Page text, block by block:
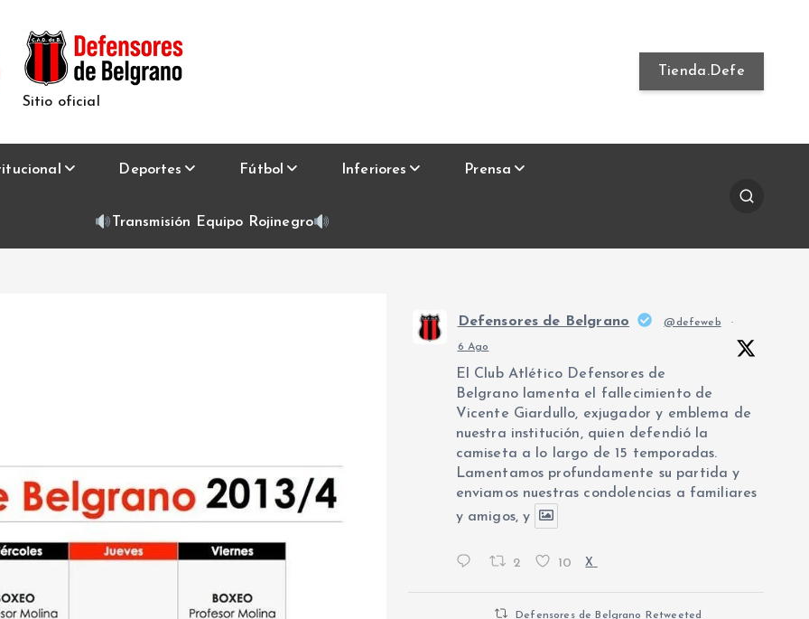
Sitio oficial
Tienda.Defe
Deportes Fútbol Inferiores Prensa
Transmisión Equipo Rojinegro
Defensores de Belgrano @defeweb ·
6 Ago
El Club Atlético Defensores de
Belgrano lamenta el fallecimiento de
Vicente Giardullo, exjugador y emblema de
nuestra institución, quien defendió la
camiseta a lo largo de 15 temporadas.
Lamentamos profundamente su partida y
enviamos nuestras condolencias a familiares
y amigos, y
2 10 X
Defensores de Belgrano Retweeted